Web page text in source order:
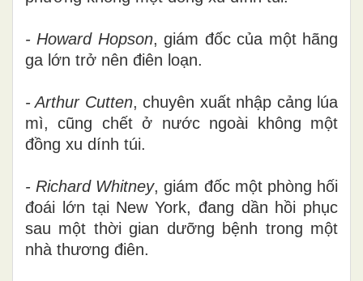
- Howard Hopson, giám đốc của một hãng
ga lớn trở nên điên loạn.
- Arthur Cutten, chuyên xuất nhập cảng lúa
mì, cũng chết ở nước ngoài không một
đồng xu dính túi.
- Richard Whitney, giám đốc một phòng hối
đoái lớn tại New York, đang dần hồi phục
sau một thời gian dưỡng bệnh trong một
nhà thương điên.